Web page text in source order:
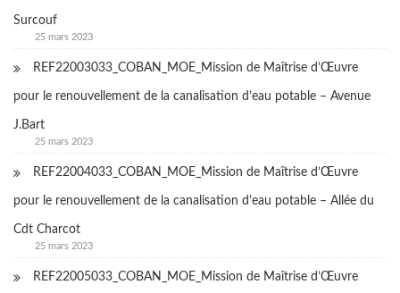
Surcouf
25 mars 2023
REF22003033_COBAN_MOE_Mission de Maîtrise d’Œuvre
pour le renouvellement de la canalisation d’eau potable – Avenue
J.Bart
25 mars 2023
REF22004033_COBAN_MOE_Mission de Maîtrise d’Œuvre
pour le renouvellement de la canalisation d’eau potable – Allée du
Cdt Charcot
25 mars 2023
REF22005033_COBAN_MOE_Mission de Maîtrise d’Œuvre